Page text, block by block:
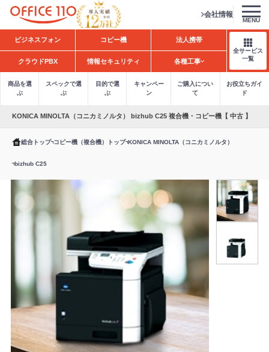
H
o
会社情報
MENU
ビジネスフォン コピー機 法人携帯
クラウドPBX 情報セキュリティ 各種工事
全サービス
一覧
商品を選
ぶ
スペックで選
ぶ
目的で選
ぶ
キャンペー
ン
ご購入につい
て
お役立ちガイ
ド
KONICA MINOLTA（コニカミノルタ） bizhub C25 複合機・コピー機【 中古 】
総合トップ コピー機（複合機）トップ KONICA MINOLTA（コニカミノルタ）
bizhub C25